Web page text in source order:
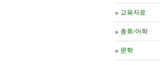
교육자료
총류/어학
문학